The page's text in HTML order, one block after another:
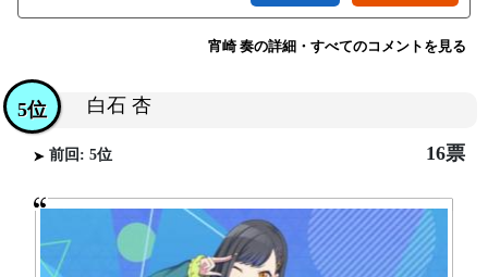
宵崎 奏の詳細・すべてのコメントを見る
白石 杏
5位
前回: 5位 16票